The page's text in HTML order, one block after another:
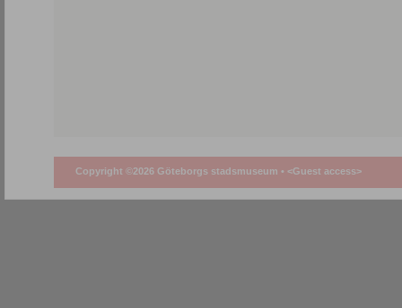
Copyright ©2026 Göteborgs stadsmuseum • <Guest access>